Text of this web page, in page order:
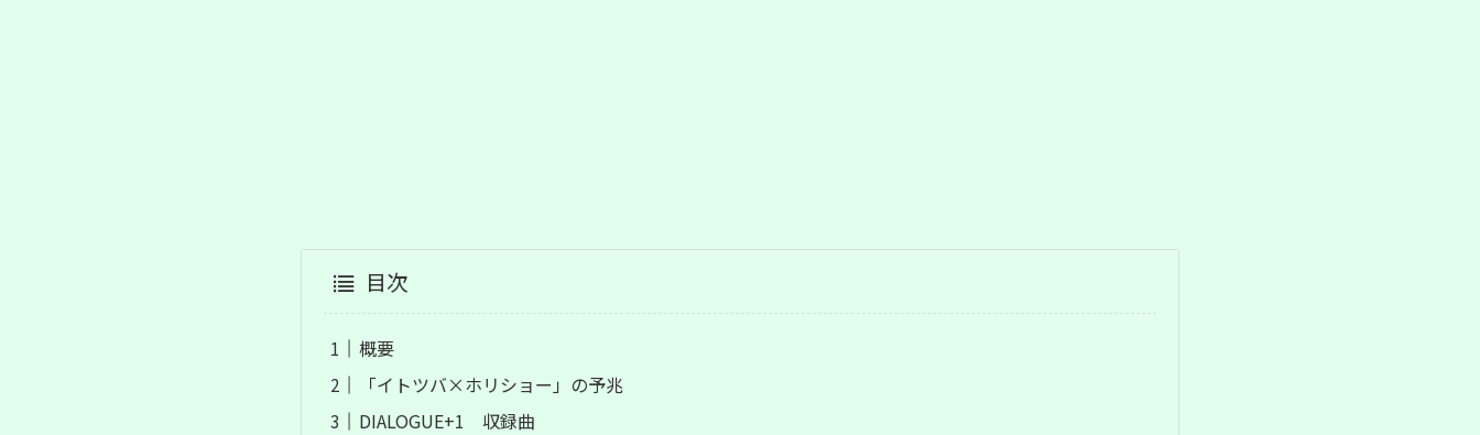
目次
概要
「イトツバ×ホリショー」の予兆
DIALOGUE+1 収録曲